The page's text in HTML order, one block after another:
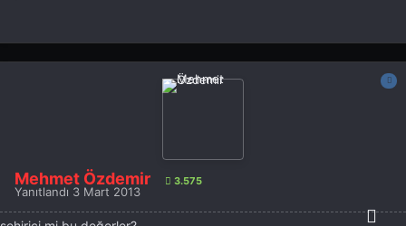
Mehmet Özdemir 3.575
Yanıtlandı 3 Mart 2013